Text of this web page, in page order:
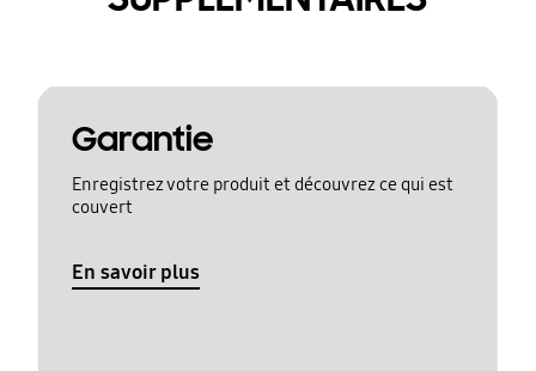
Garantie
Enregistrez votre produit et découvrez ce qui est
couvert
En savoir plus